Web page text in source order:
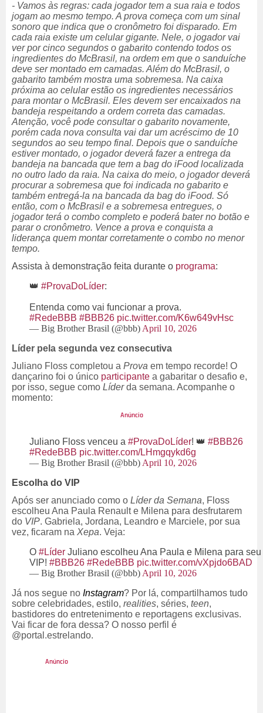
- Vamos às regras: cada jogador tem a sua raia e todos
jogam ao mesmo tempo. A prova começa com um sinal
sonoro que indica que o cronômetro foi disparado. Em
cada raia existe um celular gigante. Nele, o jogador vai
ver por cinco segundos o gabarito contendo todos os
ingredientes do McBrasil, na ordem em que o sanduíche
deve ser montado em camadas. Além do McBrasil, o
gabarito também mostra uma sobremesa. Na caixa
próxima ao celular estão os ingredientes necessários
para montar o McBrasil. Eles devem ser encaixados na
bandeja respeitando a ordem correta das camadas.
Atenção, você pode consultar o gabarito novamente,
porém cada nova consulta vai dar um acréscimo de 10
segundos ao seu tempo final. Depois que o sanduíche
estiver montado, o jogador deverá fazer a entrega da
bandeja na bancada que tem a bag do iFood localizada
no outro lado da raia. Na caixa do meio, o jogador deverá
procurar a sobremesa que foi indicada no gabarito e
também entregá-la na bancada da bag do iFood. Só
então, com o McBrasil e a sobremesa entregues, o
jogador terá o combo completo e poderá bater no botão e
parar o cronômetro. Vence a prova e conquista a
liderança quem montar corretamente o combo no menor
tempo.
Assista à demonstração feita durante o programa:
👑 #ProvaDoLíder:
Entenda como vai funcionar a prova.
#RedeBBB #BBB26 pic.twitter.com/K6w649vHsc
— Big Brother Brasil (@bbb) April 10, 2026
Líder pela segunda vez consecutiva
Juliano Floss completou a Prova em tempo recorde! O
dançarino foi o único participante a gabaritar o desafio e,
por isso, segue como Líderda semana. Acompanhe o
momento:
Juliano Floss venceu a #ProvaDoLíder! 👑 #BBB26
#RedeBBB pic.twitter.com/LHmgqykd6g
— Big Brother Brasil (@bbb) April 10, 2026
Escolha do VIP
Após ser anunciado como o Líder da Semana, Floss
escolheu Ana Paula Renault e Milena para desfrutarem
do VIP. Gabriela, Jordana, Leandro e Marciele, por sua
vez, ficaram na Xepa. Veja:
O #Líder Juliano escolheu Ana Paula e Milena para seu
VIP! #BBB26 #RedeBBB pic.twitter.com/vXpjdo6BAD
— Big Brother Brasil (@bbb) April 10, 2026
Já nos segue no Instagram? Por lá, compartilhamos tudo
sobre celebridades, estilo, realities, séries, teen,
bastidores do entretenimento e reportagens exclusivas.
Vai ficar de fora dessa? O nosso perfil é
@portal.estrelando.